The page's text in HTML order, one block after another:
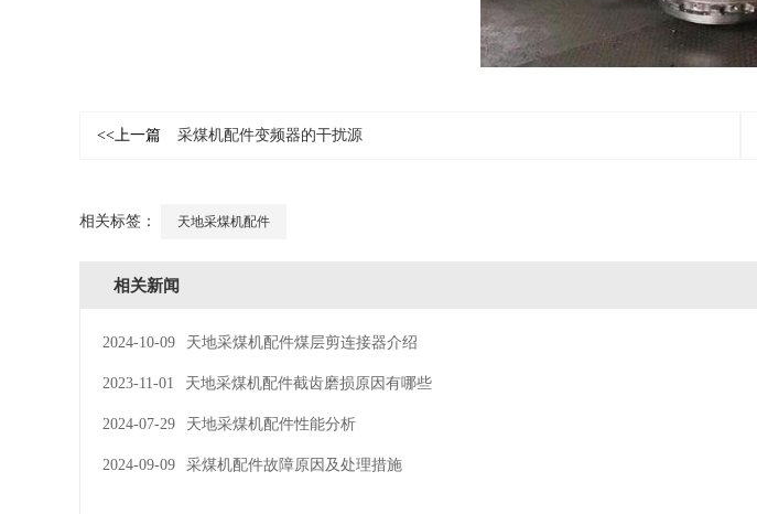
<<上一篇 采煤机配件变频器的干扰源
相关标签： 天地采煤机配件
相关新闻
2024-10-09 天地采煤机配件煤层剪连接器介绍
2023-11-01 天地采煤机配件截齿磨损原因有哪些
2024-07-29 天地采煤机配件性能分析
2024-09-09 采煤机配件故障原因及处理措施